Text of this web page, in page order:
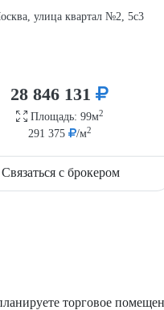
улица квартал №2, 5с3
28 846 131
Площадь: 99м2
291 375 /м2
Связаться с брокером
торговое